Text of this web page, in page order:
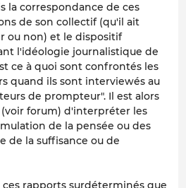
la correspondance de ces
de son collectif (qu'il ait
ou non) et le dispositif
l'idéologie journalistique de
ce à quoi sont confrontés les
quand ils sont interviewés au
de prompteur". Il est alors
forum) d'interpréter les
de la pensée ou des
de la suffisance ou de
ces rapports surdéterminés que